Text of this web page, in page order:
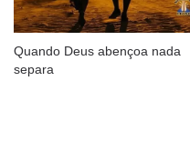
Quando Deus abençoa nada
separa